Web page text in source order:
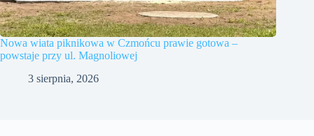
Nowa wiata piknikowa w Czmońcu prawie gotowa –
powstaje przy ul. Magnoliowej
3 sierpnia, 2026